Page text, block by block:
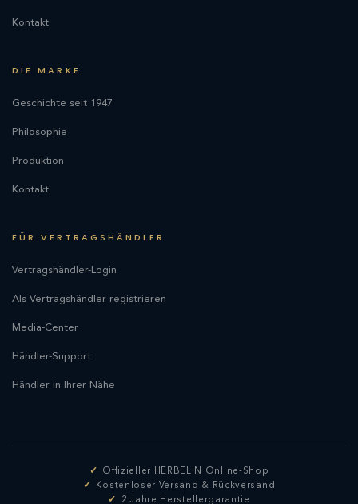
Kontakt
DIE MARKE
Geschichte seit 1947
Philosophie
Produktion
Kontakt
FÜR VERTRAGSHÄNDLER
Vertragshändler-Login
Als Vertragshändler registrieren
Media-Center
Händler-Support
Händler in Ihrer Nähe
Offizieller HERBELIN Online-Shop
Kostenloser Versand & Rückversand
2 Jahre Herstellergarantie